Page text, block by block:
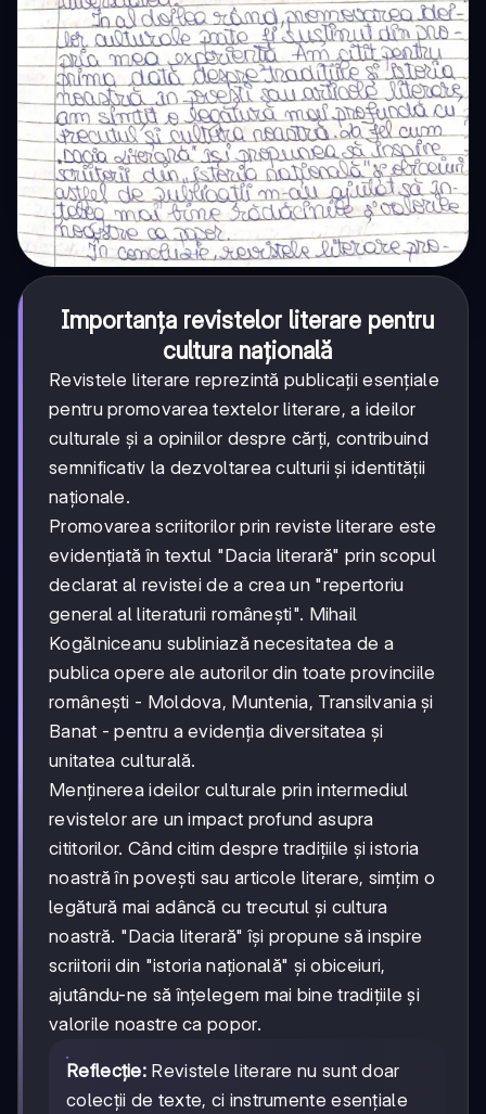
Importanța revistelor literare pentru
cultura națională
Revistele literare reprezintă publicații esențiale
pentru promovarea textelor literare, a ideilor
culturale și a opiniilor despre cărți, contribuind
semnificativ la dezvoltarea culturii și identității
naționale.
Promovarea scriitorilor prin reviste literare este
evidențiată în textul "Dacia literară" prin scopul
declarat al revistei de a crea un "repertoriu
general al literaturii românești". Mihail
Kogălniceanu subliniază necesitatea de a
publica opere ale autorilor din toate provinciile
românești - Moldova, Muntenia, Transilvania și
Banat - pentru a evidenția diversitatea și
unitatea culturală.
Menținerea ideilor culturale prin intermediul
revistelor are un impact profund asupra
cititorilor. Când citim despre tradițiile și istoria
noastră în povești sau articole literare, simțim o
legătură mai adâncă cu trecutul și cultura
noastră. "Dacia literară" își propune să inspire
scriitorii din "istoria națională" și obiceiuri,
ajutându-ne să înțelegem mai bine tradițiile și
valorile noastre ca popor.
Reflecție: Revistele literare nu sunt doar
colecții de texte, ci instrumente esențiale